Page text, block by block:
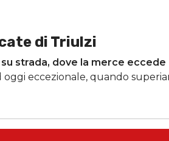
di Triulzi
strada, dove la merce eccede
eccezionale, quando